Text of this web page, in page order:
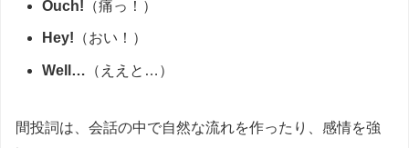
Ouch! （痛っ！）
Hey! （おい！）
Well… （ええと…）
間投詞は、会話の中で自然な流れを作ったり、感情を強